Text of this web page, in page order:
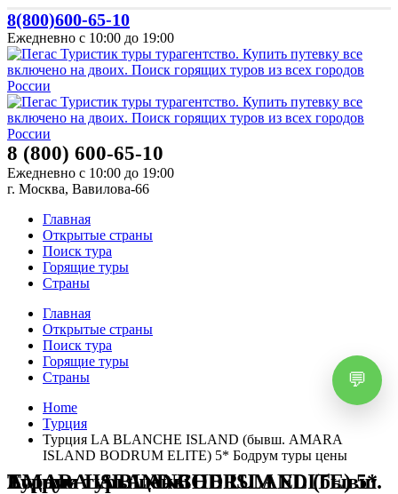
8(800)600-65-10
Ежедневно с 10:00 до 19:00
8 (800) 600-65-10
Ежедневно с 10:00 до 19:00
г. Москва, Вавилова-66
Главная
Открытые страны
Поиск тура
Горящие туры
Страны
Главная
Открытые страны
Поиск тура
Горящие туры
Страны
Home
Турция
Турция LA BLANCHE ISLAND (бывш. AMARA
ISLAND BODRUM ELITE) 5* Бодрум туры цены
Турция LA BLANCHE ISLAND (бывш. AMARA ISLAND BODRUM ELITE) 5* Бодрум туры цены